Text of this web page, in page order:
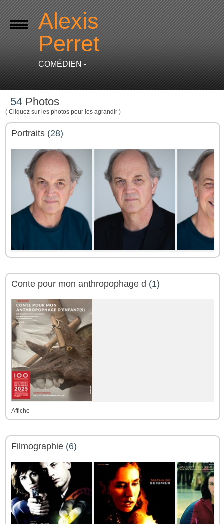
Alexis
Perret
COMÉDIEN -
54 Photos
( Cliquez sur les photos pour les agrandir )
Portraits (28)
Conte pour mon anthropophage d (1)
Affiche
Filmographie (6)